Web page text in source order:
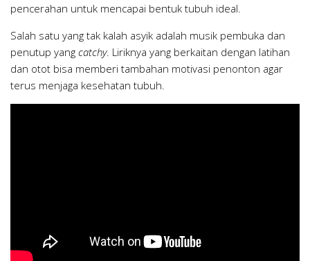
pencerahan untuk mencapai bentuk tubuh ideal.
Salah satu yang tak kalah asyik adalah musik pembuka dan
penutup yang catchy. Liriknya yang berkaitan dengan latihan
dan otot bisa memberi tambahan motivasi penonton agar
terus menjaga kesehatan tubuh.